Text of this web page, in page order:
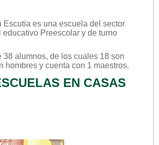
Escutia es una escuela del sector
educativo Preescolar y de turno
38 alumnos, de los cuales 18 son
hombres y cuenta con 1 maestros.
EN CASAS